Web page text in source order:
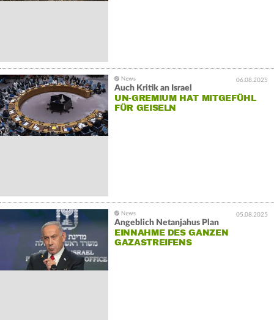
06.08.2025
Auch Kritik an Israel
UN-GREMIUM HAT MITGEFÜHL
FÜR GEISELN
05.08.2025
Angeblich Netanjahus Plan
EINNAHME DES GANZEN
GAZASTREIFENS